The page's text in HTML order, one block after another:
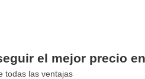
el mejor precio
todas las ventajas